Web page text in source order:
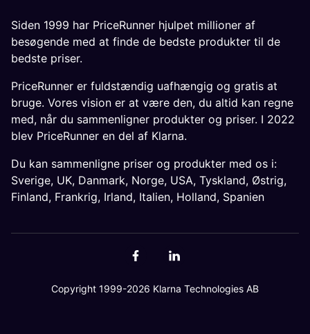
Siden 1999 har PriceRunner hjulpet millioner af
besøgende med at finde de bedste produkter til de
bedste priser.
PriceRunner er fuldstændig uafhængig og gratis at
bruge. Vores vision er at være den, du altid kan regne
med, når du sammenligner produkter og priser. I 2022
blev PriceRunner en del af Klarna.
Du kan sammenligne priser og produkter med os i:
Sverige, UK, Danmark, Norge, USA, Tyskland, Østrig,
Finland, Frankrig, Irland, Italien, Holland, Spanien
Copyright 1999-2026 Klarna Technologies AB